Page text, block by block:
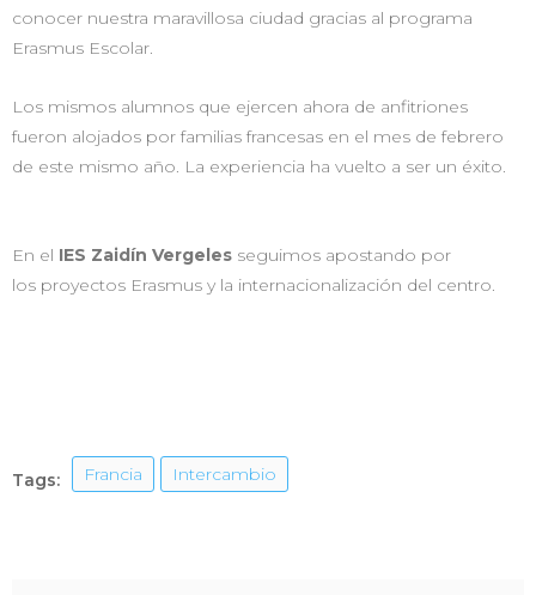
conocer nuestra maravillosa ciudad gracias al programa
Erasmus Escolar.
Los mismos alumnos que ejercen ahora de anfitriones
fueron alojados por familias francesas en el mes de febrero
de este mismo año. La experiencia ha vuelto a ser un éxito.
En el IES Zaidín Vergeles seguimos apostando por
los proyectos Erasmus y la internacionalización del centro.
Tags: Francia Intercambio